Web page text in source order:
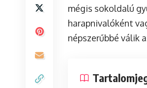
mégis sokoldalú
harapnivalóként
népszerűbbé válik